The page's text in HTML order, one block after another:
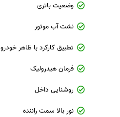
وضعیت باتری
نشت آب موتور
تطبیق کارکرد با ظاهر خودرو
فرمان هیدرولیک
روشنایی داخل
نور بالا سمت راننده